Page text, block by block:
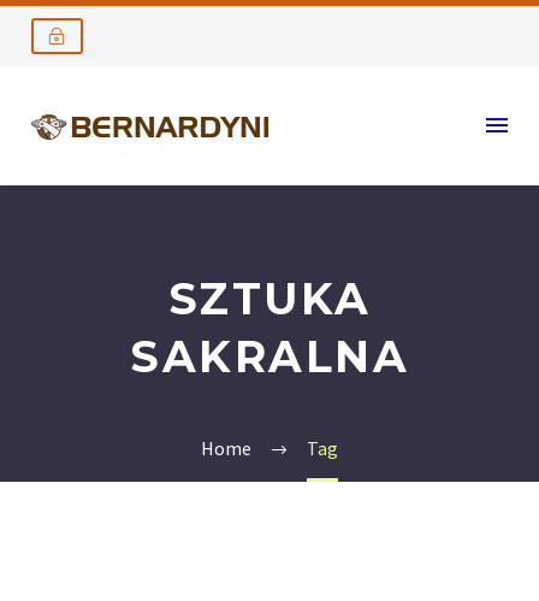
SZTUKA
SAKRALNA
Home Tag